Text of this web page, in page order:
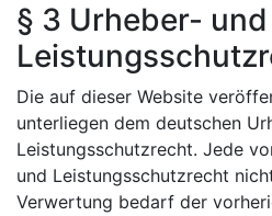
§ 3 Urheber- und
Die auf dieser Website
unterliegen dem deutschen
Leistungsschutzrecht. Jede
und Leistungsschutzrecht
Verwertung bedarf der